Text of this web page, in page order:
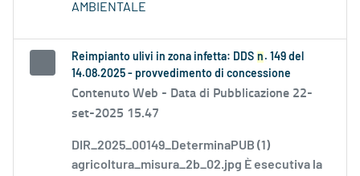
AMBIENTALE
Reimpianto ulivi in zona infetta: DDS n . 149 del
14.08.2025 - provvedimento di concessione
Contenuto Web - Data di Pubblicazione 22-
set-2025 15.47
DIR_2025_00149_DeterminaPUB (1)
agricoltura_misura_2b_02.jpg È esecutiva la